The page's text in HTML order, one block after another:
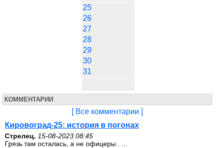
25
26
27
28
29
30
31
КОММЕНТАРИИ
[ Все комментарии ]
Кировоград-25: история в погонах
Стрелец. 15-08-2023 08:45
Грязь там осталась, а не офицеры.. ...